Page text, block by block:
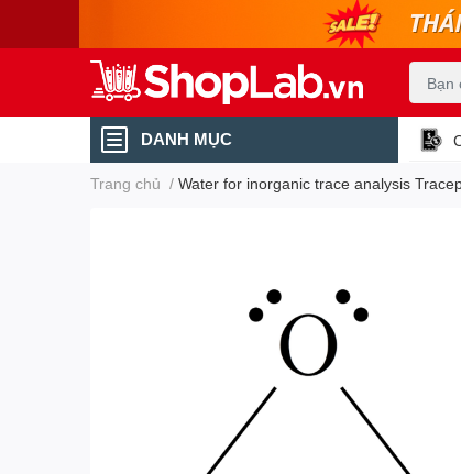
DANH MỤC
Trang chủ / Water for inorganic trace analysis